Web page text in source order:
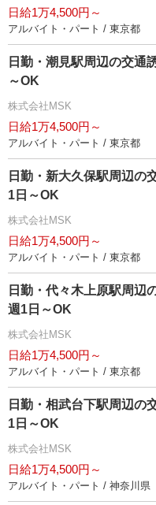
日給1万4,500円～
アルバイト・パート / 東京都
日勤・潮見駅周辺の交通
～OK
株式会社MSK
日給1万4,500円～
アルバイト・パート / 東京都
日勤・新大久保駅周辺の
1日～OK
株式会社MSK
日給1万4,500円～
アルバイト・パート / 東京都
日勤・代々木上原駅周辺
週1日～OK
株式会社MSK
日給1万4,500円～
アルバイト・パート / 東京都
日勤・相武台下駅周辺の
1日～OK
株式会社MSK
日給1万4,500円～
アルバイト・パート / 神奈川県